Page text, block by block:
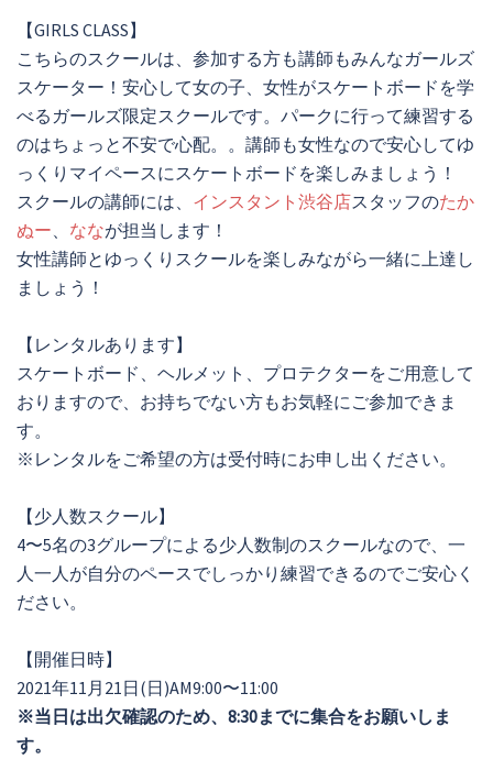
【GIRLS CLASS】
こちらのスクールは、参加する方も講師もみんなガールズ
スケーター！安心して女の子、女性がスケートボードを学
べるガールズ限定スクールです。パークに行って練習する
のはちょっと不安で心配。。講師も女性なので安心してゆ
っくりマイペースにスケートボードを楽しみましょう！
スクールの講師には、 インスタント渋谷店スタッフのたか
ぬー、 ななが担当します！
女性講師とゆっくりスクールを楽しみながら一緒に上達し
ましょう！
【レンタルあります】
スケートボード、ヘルメット、プロテクターをご用意して
おりますので、お持ちでない方もお気軽にご参加できま
す。
※レンタルをご希望の方は受付時にお申し出ください。
【少人数スクール】
4〜5名の3グループによる少人数制のスクールなので、一
人一人が自分のペースでしっかり練習できるのでご安心く
ださい。
【開催日時】
2021年11月21日(日)AM9:00〜11:00
※当日は出欠確認のため、8:30までに集合をお願いしま
す。